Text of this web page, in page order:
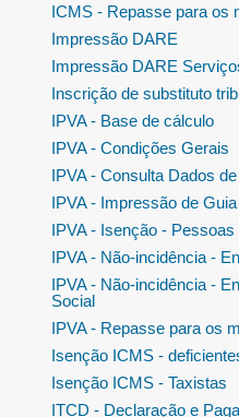
ICMS - Repasse para os
Impressão DARE
Impressão DARE
Inscrição de substituto
IPVA - Base de cálculo
IPVA - Condições Gerais
IPVA - Consulta Dados
IPVA - Impressão de
IPVA - Isenção - Pessoas
IPVA - Não-incidência -
IPVA - Não-incidência -
Social
IPVA - Repasse para os
Isenção ICMS -
Isenção ICMS - Taxistas
ITCD - Declaração e